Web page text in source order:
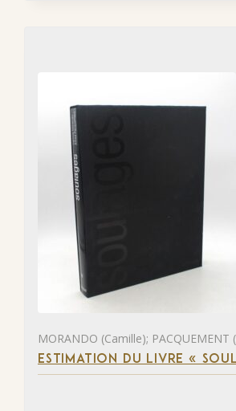
MORANDO (Camille); PACQUEMENT
ESTIMATION DU LIVRE «